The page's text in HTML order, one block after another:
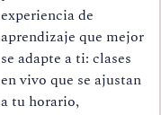
experiencia de
aprendizaje que mejor
se adapte a ti: clases
en vivo que se ajustan
a tu horario,